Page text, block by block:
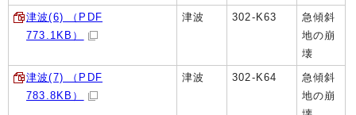
津波(6) （PDF
773.1KB）
津波 302-K63
急傾斜
地の崩
壊
津波(7) （PDF
783.8KB）
津波 302-K64
急傾斜
地の崩